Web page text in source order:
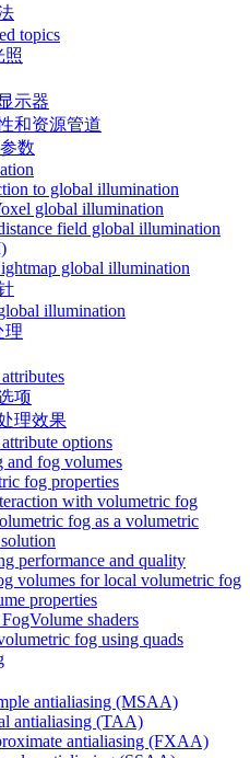
topics
照
示器
和资源管道
数
to global illumination
global illumination
field global illumination
global illumination
illumination
理
项
理效果
options
and fog volumes
fog properties
with volumetric fog
fog as a volumetric
performance and quality
volumes for local volumetric fog
properties
shaders
fog using quads
antialiasing (MSAA)
antialiasing (TAA)
antialiasing (FXAA)